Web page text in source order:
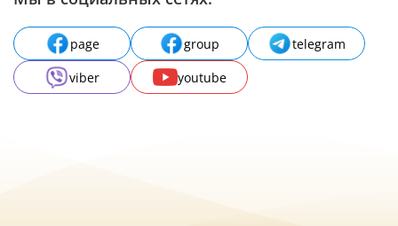
page group
telegram
viber
youtube